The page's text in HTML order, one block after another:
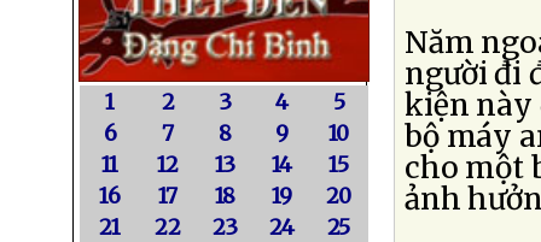
1 2 3 4
5
6
7 8 9
10
11
12 13 14
15
16
17 18 19
20
21
22 23 24
25
Năm
người đi
kiện này
bộ máy
cho một
ảnh